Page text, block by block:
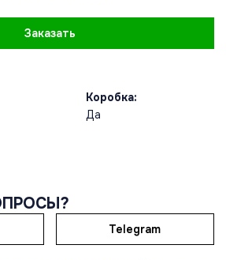
Заказать
Коробка:
Да
Telegram